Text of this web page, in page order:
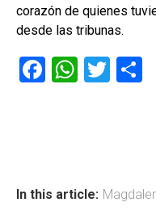
corazón de quienes
desde las tribunas.
F
ok
W
p
T
In this article: